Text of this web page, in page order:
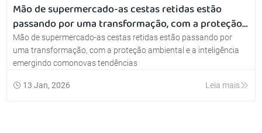
Mão de supermercado-as cestas retidas estão
passando por uma transformação, com a proteção
ambiental e a inteligência emergindo comonovas
tendências
Mão de supermercado-as cestas retidas estão passando por
uma transformação, com a proteção ambiental e a inteligência
emergindo comonovas tendências
13 Jan, 2026 Leia mais